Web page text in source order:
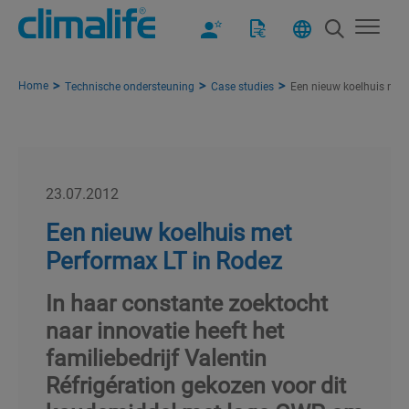
Home Technische ondersteuning Case studies Een nieuw koelhuis
23.07.2012
Een nieuw koelhuis met
Performax LT in Rodez
In haar constante zoektocht
naar innovatie heeft het
familiebedrijf Valentin
Réfrigération gekozen voor dit